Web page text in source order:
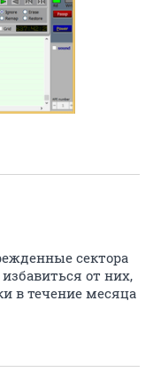
сектора
от них,
в течение месяца